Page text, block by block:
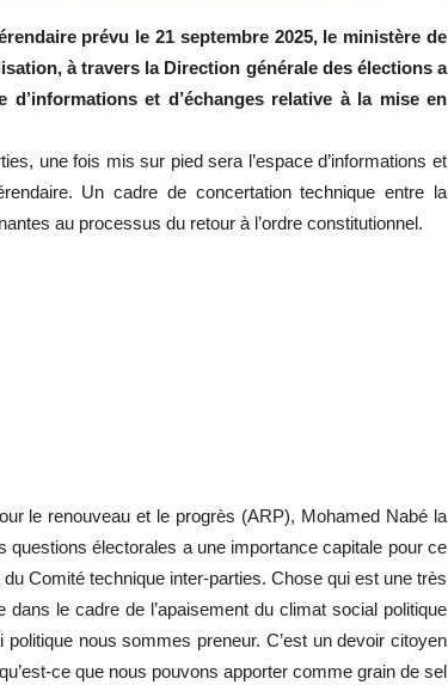
prévu le 21 septembre 2025, le ministère de
à travers la Direction générale des élections a
et d’échanges relative à la mise en
une fois mis sur pied sera l’espace d’informations et
Un cadre de concertation technique entre la
au processus du retour à l’ordre constitutionnel.
le renouveau et le progrès (ARP), Mohamed Nabé la
questions électorales a une importance capitale pour ce
Comité technique inter-parties. Chose qui est une très
le cadre de l’apaisement du climat social politique
nous sommes preneur. C’est un devoir citoyen
ce que nous pouvons apporter comme grain de sel